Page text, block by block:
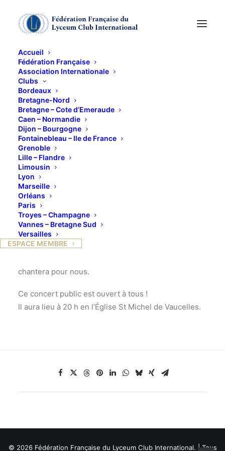
Accueil
Fédération Française
Association Internationale
Clubs
Bordeaux
Bretagne-Nord
Bretagne – Cote d’Emeraude
Caen – Normandie
Dijon – Bourgogne
Fontainebleau – Ile de France
Grenoble
Lille – Flandre
Limousin
Lyon
Marseille
Orléans
Paris
Troyes – Champagne
Vannes – Bretagne Sud
Versailles
ESPACE MEMBRE
14 NOVEMBRE 2015
Allex Foulquier, guadeloupéen devenu normand en
1957,est le créateur des 2 premières chorales de
Gospel en Basse-Normandie :
Le Violet Calix Bridge Gospel, en 1991,et le Total
Praise 14 Choir, en 2006, dont il est le chef de
chœur.
chantera pour nous.
Ce concert public est ouvert à tous !
Il aura lieu à 20 h en l’Église St Michel de Vaucelles.
© 2026 Fédération Française du Lyceum Club International. | Tous